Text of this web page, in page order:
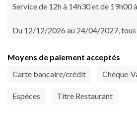
Service de 12h à 14h30 et de 19h00
Du 12/12/2026 au 24/04/2027, tous
Moyens de paiement acceptés
Carte bancaire/crédit
Chèque-
Espèces Titre Restaurant